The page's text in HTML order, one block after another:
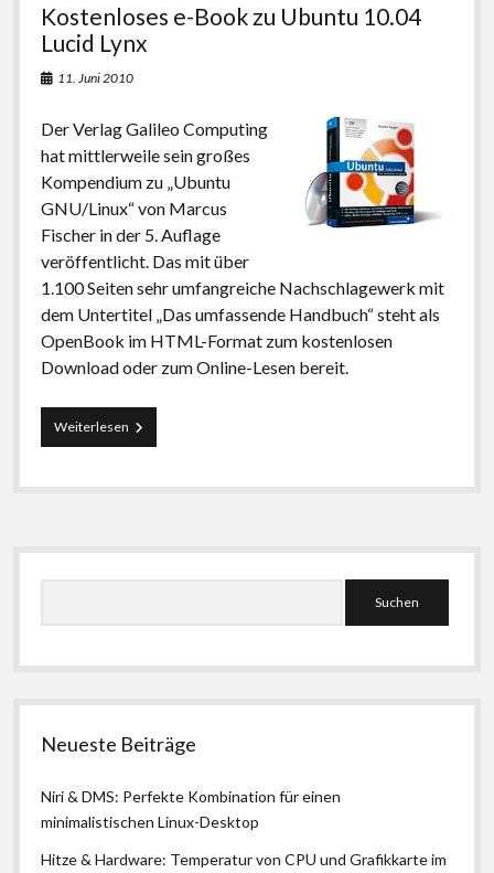
Kostenloses e-Book zu Ubuntu 10.04
Lucid Lynx
11. Juni 2010
Der Verlag Galileo Computing
hat mittlerweile sein großes
Kompendium zu „Ubuntu
GNU/Linux“ von Marcus
Fischer in der 5. Auflage
veröffentlicht. Das mit über
1.100 Seiten sehr umfangreiche Nachschlagewerk mit
dem Untertitel „Das umfassende Handbuch“ steht als
OpenBook im HTML-Format zum kostenlosen
Download oder zum Online-Lesen bereit.
WeiterlesenKostenloses
e-
zu
Seitenleiste
Neueste Beiträge
Niri & DMS: Perfekte Kombination für einen
minimalistischen Linux-Desktop
Hitze & Hardware: Temperatur von CPU und Grafikkarte im